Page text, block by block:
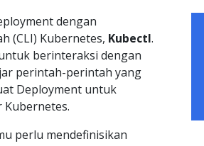
dengan
(CLI) Kubernetes, Kubectl.
berinteraksi dengan
perintah-perintah yang
Deployment untuk
Kubernetes.
perlu mendefinisikan